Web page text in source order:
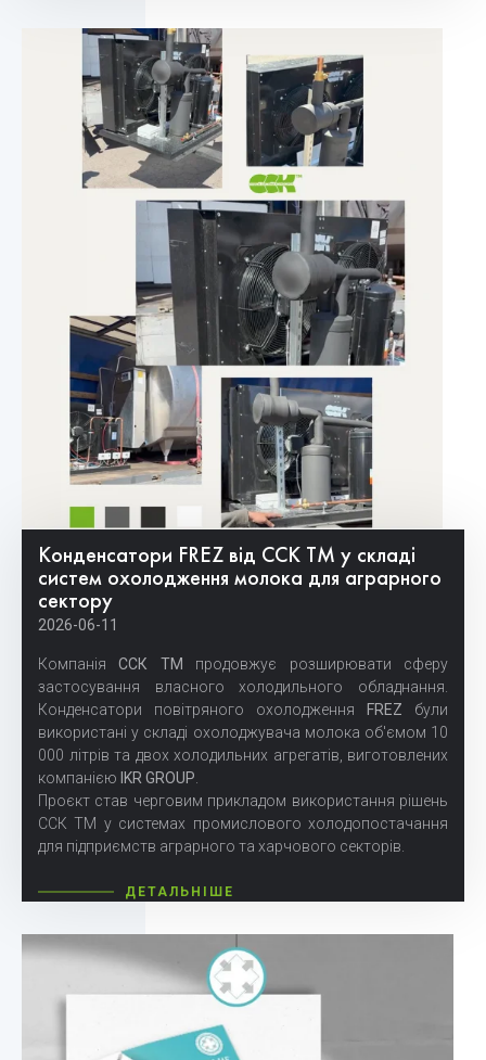
Конденсатори FREZ від ССК ТМ у складі
систем охолодження молока для аграрного
сектору
2026-06-11
КомпаніяССК ТМ
продовжує розширювати сферу
застосування власного холодильного обладнання.
Конденсатори повітряного охолодження
FREZ були
використані у складі охолоджувача молока об'ємом 10
000 літрів та двох холодильних агрегатів, виготовлених
компанією IKR GROUP.
Проєкт став черговим прикладом використання рішень
ССК ТМ у системах промислового холодопостачання
для підприємств аграрного та харчового секторів.
ДЕТАЛЬНІШЕ